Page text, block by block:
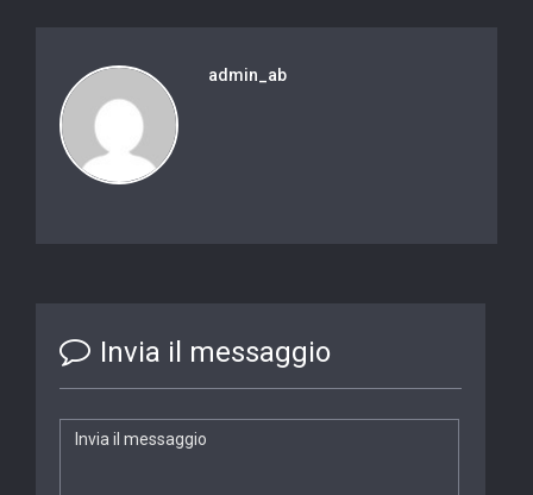
admin_ab
Invia il messaggio